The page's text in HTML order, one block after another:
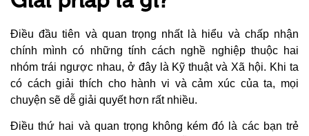
Điều đầu tiên và quan trọng nhất là hiểu và chấp nhận
chính mình có những tính cách nghề nghiệp thuộc hai
nhóm trái ngược nhau, ở đây là Kỹ thuật và Xã hội. Khi ta
có cách giải thích cho hành vi và cảm xúc của ta, mọi
chuyện sẽ dễ giải quyết hơn rất nhiều.
Điều thứ hai và quan trọng không kém đó là các bạn trẻ